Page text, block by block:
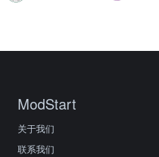
ModStart
关于我们
联系我们